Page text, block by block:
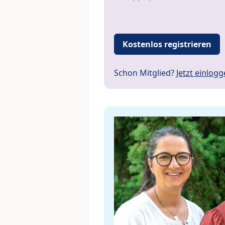
Kostenlos registrieren
Schon Mitglied? Jetzt